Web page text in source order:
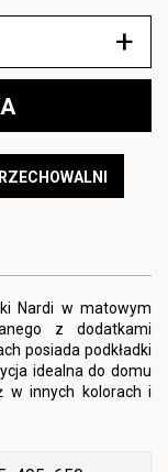
+
Nardi w matowym
z dodatkami
posiada podkładki
idealna do domu
w innych kolorach i